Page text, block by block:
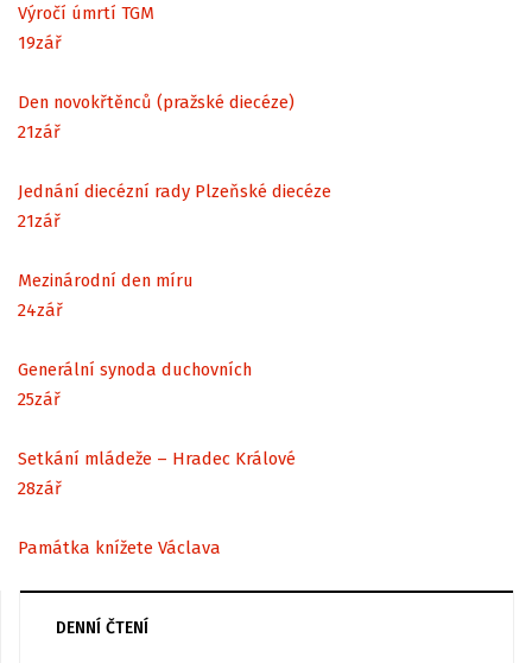
Výročí úmrtí TGM
19zář
Den novokřtěnců (pražské diecéze)
21zář
Jednání diecézní rady Plzeňské diecéze
21zář
Mezinárodní den míru
24zář
Generální synoda duchovních
25zář
Setkání mládeže – Hradec Králové
28zář
Památka knížete Václava
DENNÍ ČTENÍ